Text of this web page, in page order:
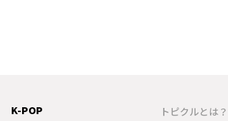
K-POP
トピクルとは？